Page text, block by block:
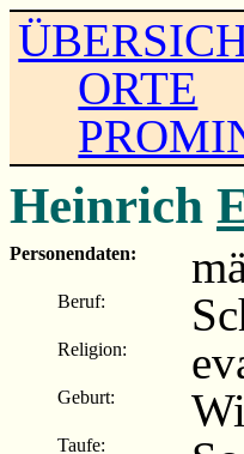
ORTE
Heinrich
Personendaten:
Beruf:
Religion:
Geburt:
Taufe: